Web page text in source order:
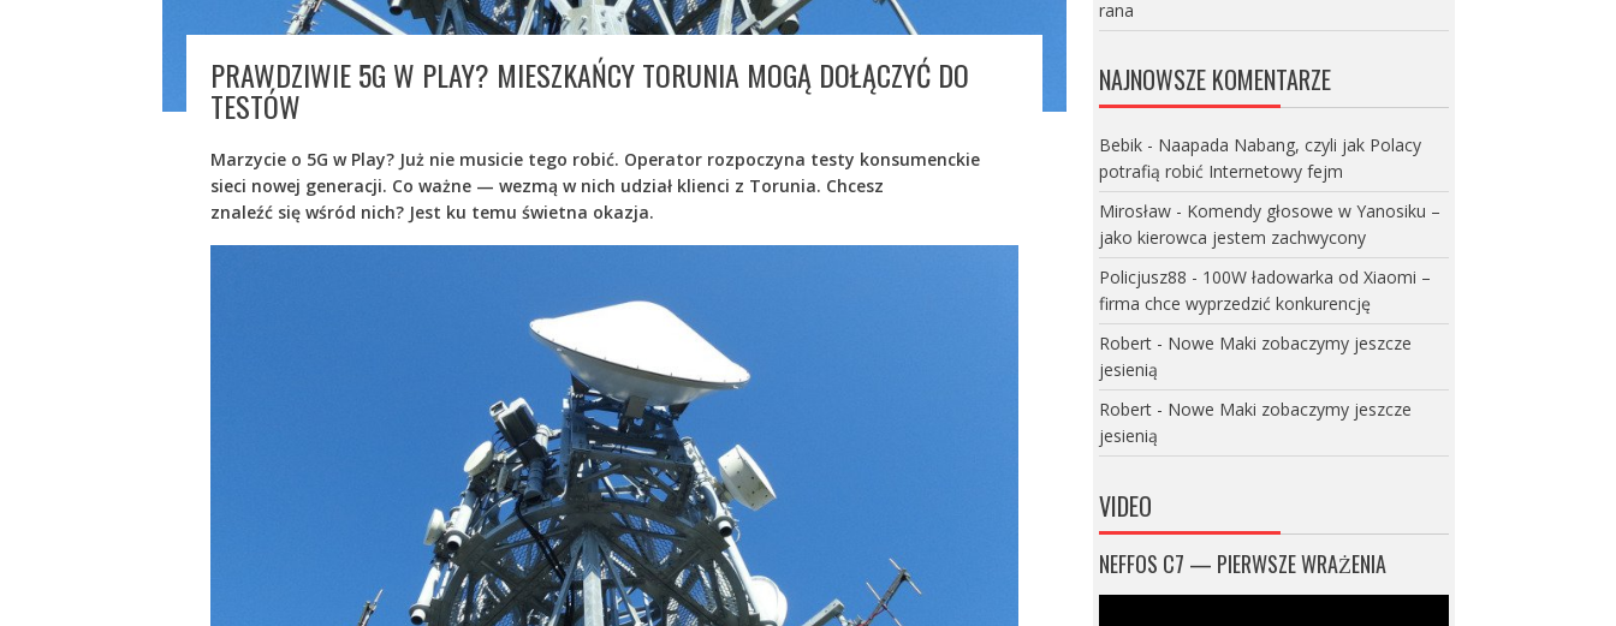
PRAWDZIWIE 5G W PLAY? MIESZKAŃCY TORUNIA MOGĄ DOŁĄCZYĆ DO
TESTÓW
Marzycie o 5G w Play? Już nie musicie tego robić. Operator rozpoczyna testy konsumenckie
sieci nowej generacji. Co ważne — wezmą w nich udział klienci z Torunia. Chcesz
znaleźć się wśród nich? Jest ku temu świetna okazja.
rana
NAJNOWSZE KOMENTARZE
Bebik- Naapada Nabang, czyli jak Polacy
potrafią robić Internetowy fejm
Mirosław- Komendy głosowe w Yanosiku –
jako kierowca jestem zachwycony
Policjusz88 - 100W ładowarka od Xiaomi –
firma chce wyprzedzić konkurencję
Robert- Nowe Maki zobaczymy jeszcze
jesienią
Robert- Nowe Maki zobaczymy jeszcze
jesienią
VIDEO
NEFFOS C7 — PIERWSZE WRAŻENIA